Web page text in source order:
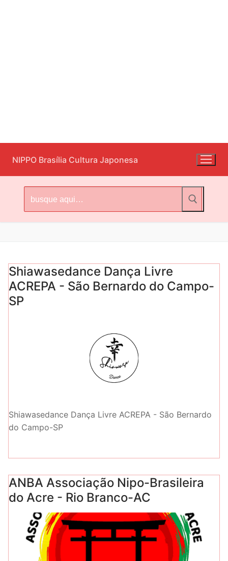
para
o
conteúdo
NIPPO Brasília Cultura Japonesa
por:
Shiawasedance Dança Livre
ACREPA - São Bernardo do Campo-
SP
Shiawasedance Dança Livre ACREPA - São Bernardo
do Campo-SP
ANBA Associação Nipo-Brasileira
do Acre - Rio Branco-AC